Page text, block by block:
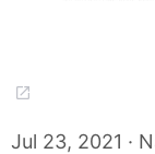
Jul 23, 2021 ·